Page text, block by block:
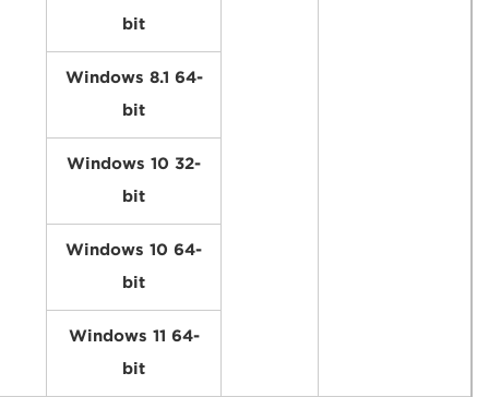
bit
Windows 8.1 64-
bit
Windows 10 32-
bit
Windows 10 64-
bit
Windows 11 64-
bit